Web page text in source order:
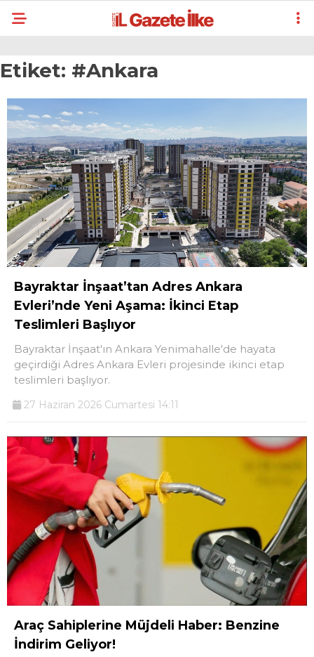
Etiket: #Ankara
Bayraktar İnşaat’tan Adres Ankara
Evleri’nde Yeni Aşama: İkinci Etap
Teslimleri Başlıyor
Bayraktar İnşaat'ın Ankara Yenimahalle'de hayata
geçirdiği Adres Ankara Evleri projesinde ikinci etap
teslimleri başlıyor.
27 Haziran 2026 Cumartesi 14:11
Araç Sahiplerine Müjdeli Haber: Benzine
İndirim Geliyor!